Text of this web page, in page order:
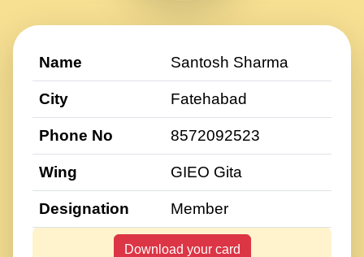
Name Santosh Sharma
City Fatehabad
Phone No 8572092523
Wing GIEO Gita
Designation Member
Download your card